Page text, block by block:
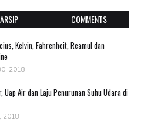
ARSIP COMMENTS
Kelvin, Fahrenheit, Reamul dan
2018
Air dan Laju Penurunan Suhu Udara di
2018